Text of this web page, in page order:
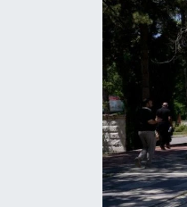
Magazin
Burç Yorumları